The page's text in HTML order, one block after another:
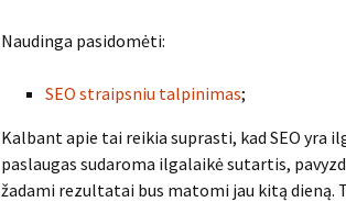
Naudinga pasidomėti:
SEO straipsniu talpinimas;
Kalbant apie tai reikia suprasti, kad SEO yra
paslaugas sudaroma ilgalaikė sutartis,
žadami rezultatai bus matomi jau kitą